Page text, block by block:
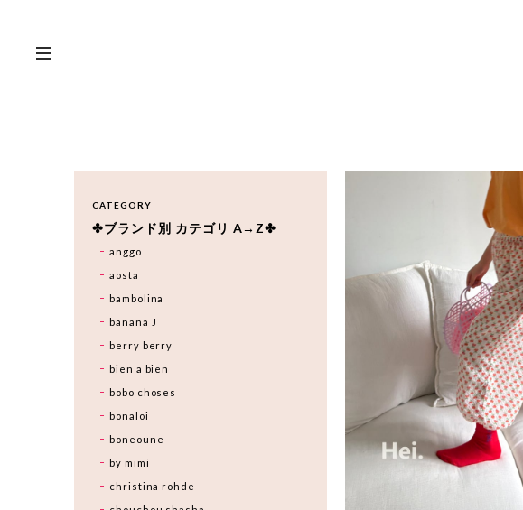
CATEGORY
✤ブランド別 カテゴリ A→Z✤
anggo
aosta
bambolina
banana J
berry berry
bien a bien
bobo choses
bonaloi
boneoune
by mimi
christina rohde